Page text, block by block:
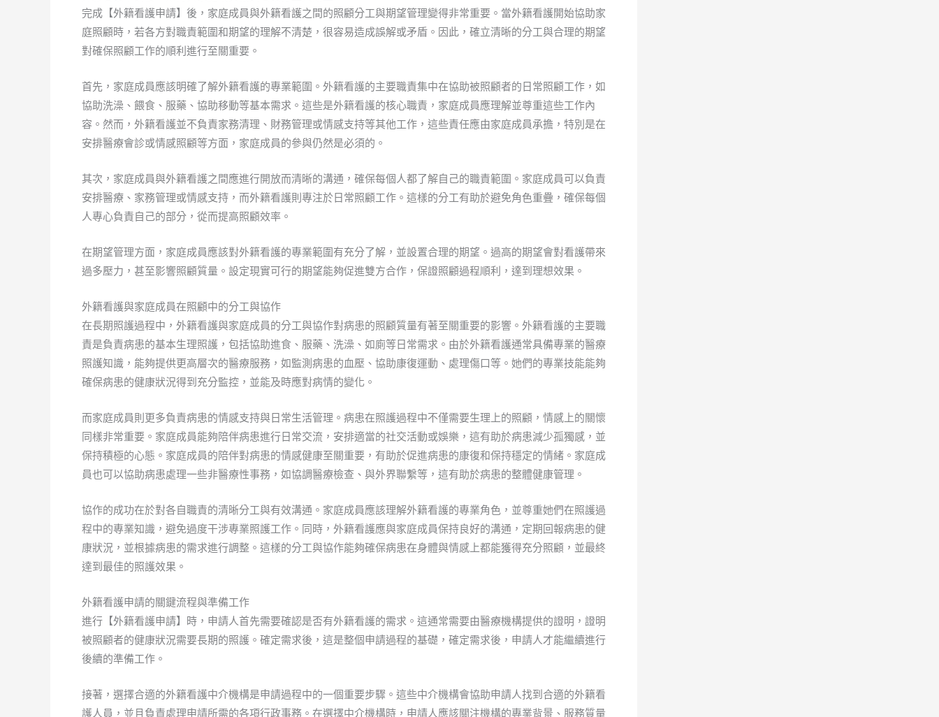
完成【外籍看護申請】後，家庭成員與外籍看護之間的照顧分工與期望管理變得非常重要。當外籍看護開始協助家
庭照顧時，若各方對職責範圍和期望的理解不清楚，很容易造成誤解或矛盾。因此，確立清晰的分工與合理的期望
對確保照顧工作的順利進行至關重要。
首先，家庭成員應該明確了解外籍看護的專業範圍。外籍看護的主要職責集中在協助被照顧者的日常照顧工作，如
協助洗澡、餵食、服藥、協助移動等基本需求。這些是外籍看護的核心職責，家庭成員應理解並尊重這些工作內
容。然而，外籍看護並不負責家務清理、財務管理或情感支持等其他工作，這些責任應由家庭成員承擔，特別是在
安排醫療會診或情感照顧等方面，家庭成員的參與仍然是必須的。
其次，家庭成員與外籍看護之間應進行開放而清晰的溝通，確保每個人都了解自己的職責範圍。家庭成員可以負責
安排醫療、家務管理或情感支持，而外籍看護則專注於日常照顧工作。這樣的分工有助於避免角色重疊，確保每個
人專心負責自己的部分，從而提高照顧效率。
在期望管理方面，家庭成員應該對外籍看護的專業範圍有充分了解，並設置合理的期望。過高的期望會對看護帶來
過多壓力，甚至影響照顧質量。設定現實可行的期望能夠促進雙方合作，保證照顧過程順利，達到理想效果。
外籍看護與家庭成員在照顧中的分工與協作
在長期照護過程中，外籍看護與家庭成員的分工與協作對病患的照顧質量有著至關重要的影響。外籍看護的主要職
責是負責病患的基本生理照護，包括協助進食、服藥、洗澡、如廁等日常需求。由於外籍看護通常具備專業的醫療
照護知識，能夠提供更高層次的醫療服務，如監測病患的血壓、協助康復運動、處理傷口等。她們的專業技能能夠
確保病患的健康狀況得到充分監控，並能及時應對病情的變化。
而家庭成員則更多負責病患的情感支持與日常生活管理。病患在照護過程中不僅需要生理上的照顧，情感上的關懷
同樣非常重要。家庭成員能夠陪伴病患進行日常交流，安排適當的社交活動或娛樂，這有助於病患減少孤獨感，並
保持積極的心態。家庭成員的陪伴對病患的情感健康至關重要，有助於促進病患的康復和保持穩定的情緒。家庭成
員也可以協助病患處理一些非醫療性事務，如協調醫療檢查、與外界聯繫等，這有助於病患的整體健康管理。
協作的成功在於對各自職責的清晰分工與有效溝通。家庭成員應該理解外籍看護的專業角色，並尊重她們在照護過
程中的專業知識，避免過度干涉專業照護工作。同時，外籍看護應與家庭成員保持良好的溝通，定期回報病患的健
康狀況，並根據病患的需求進行調整。這樣的分工與協作能夠確保病患在身體與情感上都能獲得充分照顧，並最終
達到最佳的照護效果。
外籍看護申請的關鍵流程與準備工作
進行【外籍看護申請】時，申請人首先需要確認是否有外籍看護的需求。這通常需要由醫療機構提供的證明，證明
被照顧者的健康狀況需要長期的照護。確定需求後，這是整個申請過程的基礎，確定需求後，申請人才能繼續進行
後續的準備工作。
接著，選擇合適的外籍看護中介機構是申請過程中的一個重要步驟。這些中介機構會協助申請人找到合適的外籍看
護人員，並且負責處理申請所需的各項行政事務。在選擇中介機構時，申請人應該關注機構的專業背景、服務質量